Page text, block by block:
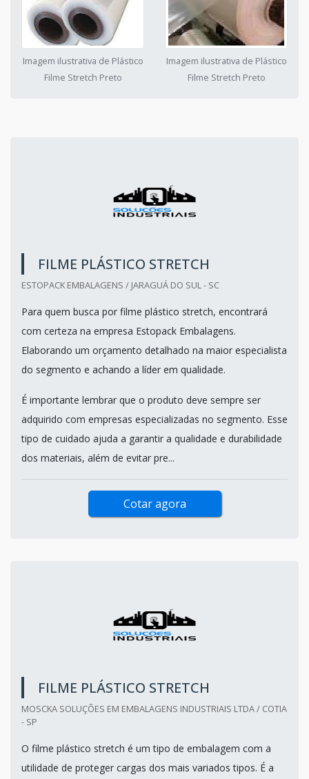
Imagem ilustrativa de Plástico
Filme Stretch Preto
Imagem ilustrativa de Plástico
Filme Stretch Preto
FILME PLÁSTICO STRETCH
ESTOPACK EMBALAGENS / JARAGUÁ DO SUL - SC
Para quem busca por filme plástico stretch, encontrará
com certeza na empresa Estopack Embalagens.
Elaborando um orçamento detalhado na maior especialista
do segmento e achando a líder em qualidade.
É importante lembrar que o produto deve sempre ser
adquirido com empresas especializadas no segmento. Esse
tipo de cuidado ajuda a garantir a qualidade e durabilidade
dos materiais, além de evitar pre...
Cotar agora
FILME PLÁSTICO STRETCH
MOSCKA SOLUÇÕES EM EMBALAGENS INDUSTRIAIS LTDA / COTIA
- SP
O filme plástico stretch é um tipo de embalagem com a
utilidade de proteger cargas dos mais variados tipos. É a